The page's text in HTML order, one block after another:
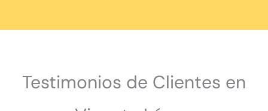
Testimonios de Clientes en